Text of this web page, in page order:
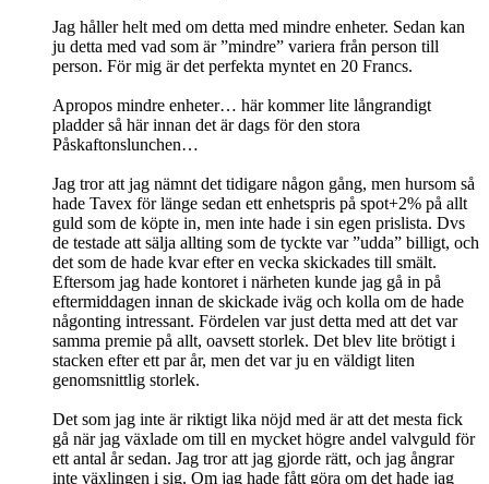
Jag håller helt med om detta med mindre enheter. Sedan kan
ju detta med vad som är ”mindre” variera från person till
person. För mig är det perfekta myntet en 20 Francs.
Apropos mindre enheter… här kommer lite långrandigt
pladder så här innan det är dags för den stora
Påskaftonslunchen…
Jag tror att jag nämnt det tidigare någon gång, men hursom så
hade Tavex för länge sedan ett enhetspris på spot+2% på allt
guld som de köpte in, men inte hade i sin egen prislista. Dvs
de testade att sälja allting som de tyckte var ”udda” billigt, och
det som de hade kvar efter en vecka skickades till smält.
Eftersom jag hade kontoret i närheten kunde jag gå in på
eftermiddagen innan de skickade iväg och kolla om de hade
någonting intressant. Fördelen var just detta med att det var
samma premie på allt, oavsett storlek. Det blev lite brötigt i
stacken efter ett par år, men det var ju en väldigt liten
genomsnittlig storlek.
Det som jag inte är riktigt lika nöjd med är att det mesta fick
gå när jag växlade om till en mycket högre andel valvguld för
ett antal år sedan. Jag tror att jag gjorde rätt, och jag ångrar
inte växlingen i sig. Om jag hade fått göra om det hade jag